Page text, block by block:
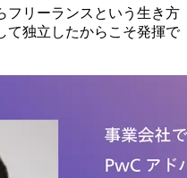
フリーランスという生き方
て独立したからこそ発揮で